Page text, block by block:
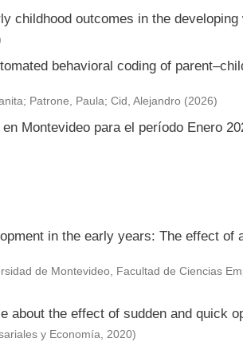
childhood outcomes in the developing
behavioral coding of
; Patrone, Paula; Cid, Alejandro (2026)
Montevideo para el período Enero
in the early years: The effect of
de Montevideo, Facultad de Ciencias
about the effect of sudden and quick
y Economía, 2020)